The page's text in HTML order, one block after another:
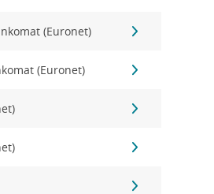
(Euronet)
(Euronet)